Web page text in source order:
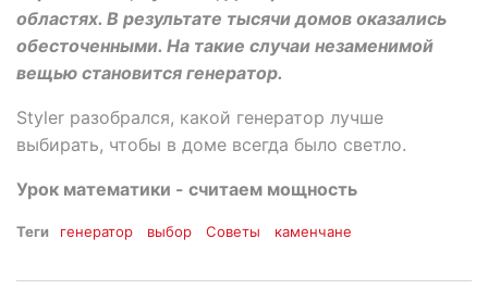
областях. В результате тысячи домов оказались
обесточенными. На такие случаи незаменимой
вещью становится генератор.
Styler разобрался, какой генератор лучше
выбирать, чтобы в доме всегда было светло.
Урок математики - считаем мощность
Теги генератор выбор Советы каменчане